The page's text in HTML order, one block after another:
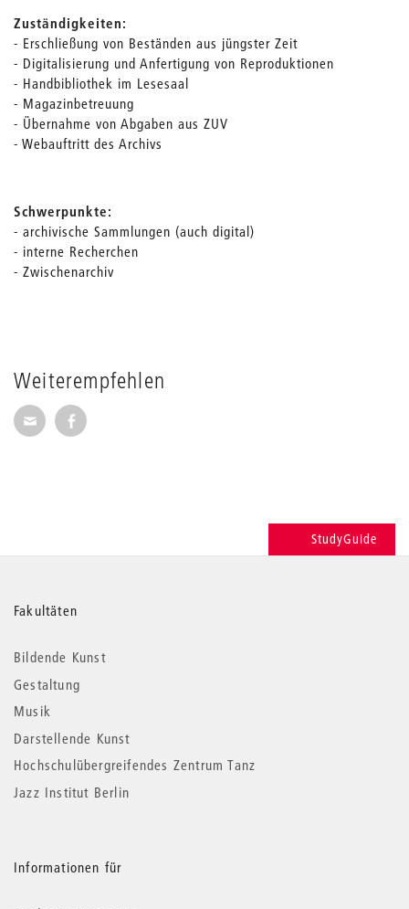
Weiterempfehlen
Seite per E-Mail weiterempfehlen
Seite auf Facebook weiterempfehlen
Zuständigkeiten:
- Erschließung von Beständen aus jüngster Zeit
- Digitalisierung und Anfertigung von Reproduktionen
- Handbibliothek im Lesesaal
- Magazinbetreuung
- Übernahme von Abgaben aus ZUV
- Webauftritt des Archivs
Schwerpunkte:
- archivische Sammlungen (auch digital)
- interne Recherchen
- Zwischenarchiv
StudyGuide
Weitere
Informationen
Fakultäten
Bildende Kunst
Gestaltung
Musik
Darstellende Kunst
Hochschulübergreifendes Zentrum Tanz
Jazz Institut Berlin
Informationen für